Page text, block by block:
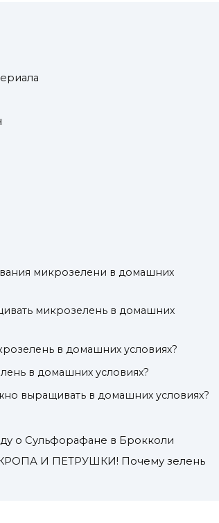
микрозелени в домашних
микрозелень в домашних
в домашних условиях?
в домашних условиях?
выращивать в домашних условиях?
о Сульфорафане в Брокколи
И ПЕТРУШКИ! Почему зелень